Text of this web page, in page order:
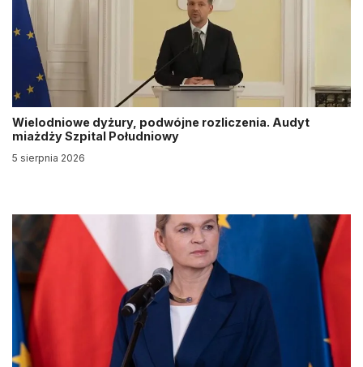
Wielodniowe dyżury, podwójne rozliczenia. Audyt
miażdży Szpital Południowy
5 sierpnia 2026